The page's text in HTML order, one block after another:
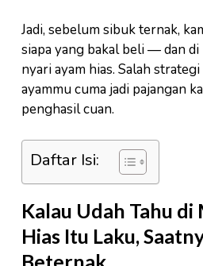
Jadi, sebelum sibuk ternak,
siapa yang bakal beli — dan di
nyari ayam hias. Salah
ayammu cuma jadi pajangan
penghasil cuan.
Daftar Isi:
Kalau Udah Tahu di
Hias Itu Laku,
Beternak